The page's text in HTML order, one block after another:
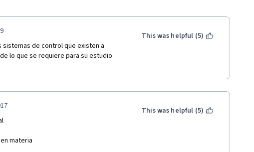
de control que existen a
lo que se requiere para su estudio
This was helpful (5)
materia
This was helpful (5)